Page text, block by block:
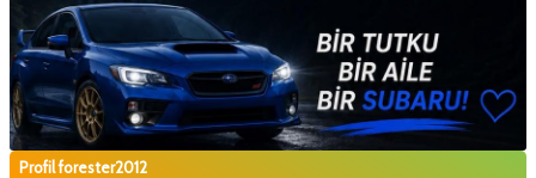
Profil forester2012